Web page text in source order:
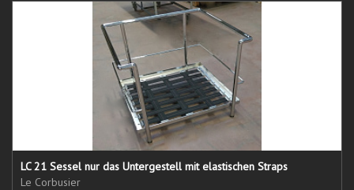
LC 21 Sessel nur das Untergestell mit elastischen Straps
Le Corbusier